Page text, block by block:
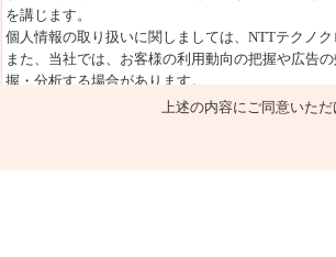
上述の内容にご同意いた